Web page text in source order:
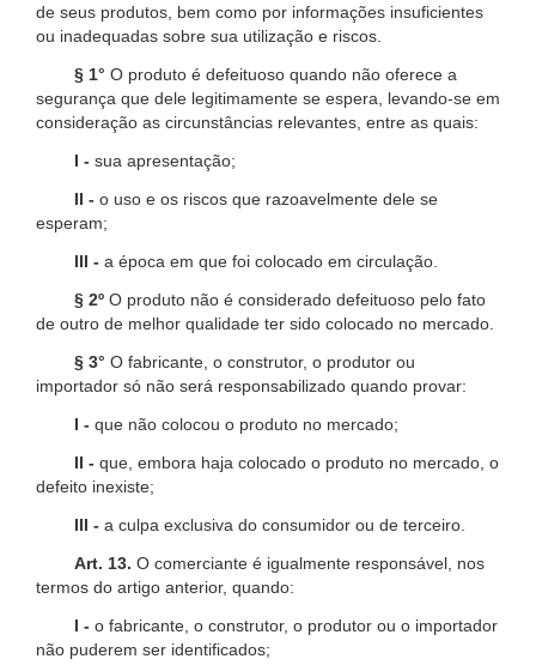
de seus produtos, bem como por informações insuficientes
ou inadequadas sobre sua utilização e riscos.
§ 1° O produto é defeituoso quando não oferece a
segurança que dele legitimamente se espera, levando-se em
consideração as circunstâncias relevantes, entre as quais:
I - sua apresentação;
II - o uso e os riscos que razoavelmente dele se
esperam;
III - a época em que foi colocado em circulação.
§ 2º O produto não é considerado defeituoso pelo fato
de outro de melhor qualidade ter sido colocado no mercado.
§ 3° O fabricante, o construtor, o produtor ou
importador só não será responsabilizado quando provar:
I - que não colocou o produto no mercado;
II - que, embora haja colocado o produto no mercado, o
defeito inexiste;
III - a culpa exclusiva do consumidor ou de terceiro.
Art. 13. O comerciante é igualmente responsável, nos
termos do artigo anterior, quando:
I - o fabricante, o construtor, o produtor ou o importador
não puderem ser identificados;